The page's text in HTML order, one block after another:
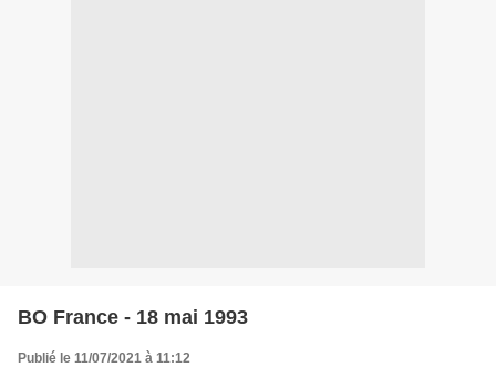
BO France - 18 mai 1993
Publié le 11/07/2021 à 11:12